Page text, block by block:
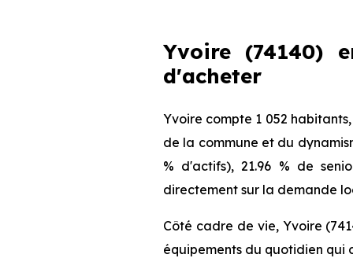
Yvoire (74140)
d'acheter
Yvoire compte 1 052
de la commune et du
% d'actifs), 21.96 % de
directement sur la demande
Côté cadre de vie, Yvoire
équipements du quotidien qui